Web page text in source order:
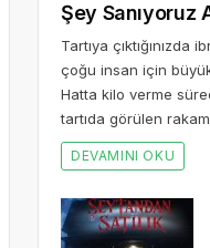
Şey Sanıyoruz
Tartıya çıktığınızda
çoğu insan için
Hatta kilo verme
tartıda görülen
DEVAMINI OKU